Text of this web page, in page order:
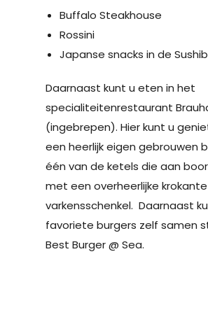
Buffalo Steakhouse
Rossini
Japanse snacks in de
Daarnaast kunt u eten in het
specialiteitenrestaurant
(ingebrepen). Hier kunt u
een heerlijk eigen gebrouwen
één van de ketels die aan
met een overheerlijke krokante
varkensschenkel. Daarnaast
favoriete burgers zelf samen
Best Burger @ Sea.